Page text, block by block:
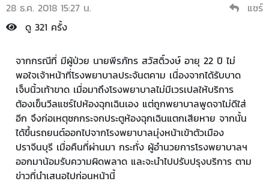
28 ธ.ค. 2018 15:27 น.
แชร์
ดู 321 ครั้ง
จากกรณีที่ มีผู้ป่วย นายพีรภัทร สวัสดิ์วงษ์ อายุ 22 ปี ไม่
พอใจเจ้าหน้าที่โรงพยาบาลประจันตคาม เนื่องจากได้รับบาด
เจ็บนิ้วเท้าขาด เมื่อมาถึงโรงพยาบาลไม่มีเวรเปลให้บริการ
ต้องเข็นวีลแชร์ไปห้องฉุกเฉินเอง แต่ถูกพยาบาลพูดจาไม่ดีใส่
อีก จึงก่อเหตุชกกระจกประตูห้องฉุกเฉินแตกเสียหาย จากนั้น
ได้ขึ้นรถยนต์ออกไปจากโรงพยาบาลมุ่งหน้าเข้าตัวเมือง
ปราจีนบุรี เมื่อคืนที่ผ่านมา กระทั่ง ผู้อำนวยการโรงพยาบาลฯ
ออกมาน้อมรับความผิดพลาด และจะนำไปปรับปรุงบริการ ตาม
ข่าวที่นำเสนอไปก่อนหน้านี้